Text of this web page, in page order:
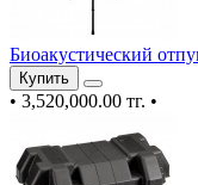
Биоакустический
Купить
• 3,520,000.00 тг. •